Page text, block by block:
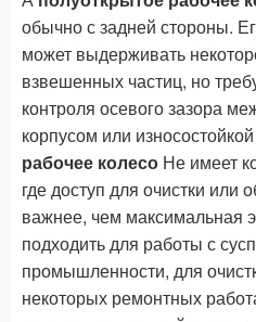
обычно с задней стороны.
может выдерживать
взвешенных частиц, но
контроля осевого зазора
корпусом или
рабочее колесо Не имеет
где доступ для очистки или
важнее, чем максимальная
подходить для работы с
промышленности, для
некоторых ремонтных